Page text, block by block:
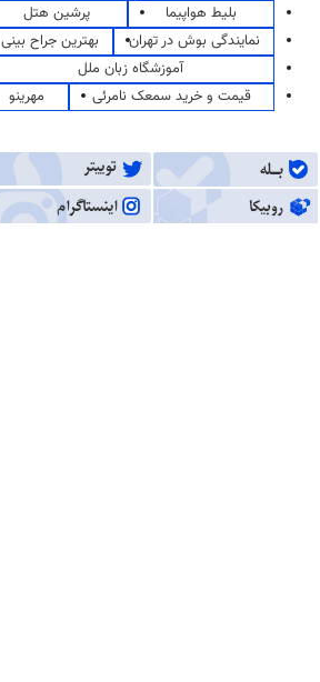
بلیط هواپیما
پرشین هتل
نمایندگی بوش در تهران
بهترین جراح بینی
آموزشگاه زبان ملل
قیمت و خرید سمعک نامرئی
مهرینو